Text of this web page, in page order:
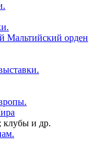
Мальтийский орден
и др.